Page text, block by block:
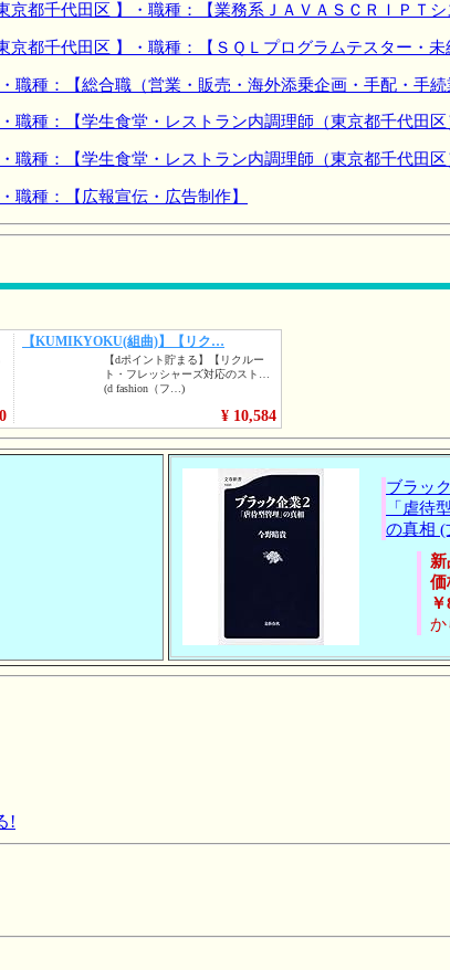
都千代田区 】・職種：【業務系ＪＡＶＡＳＣＲＩＰＴシ
都千代田区 】・職種：【ＳＱＬプログラムテスター・未
種：【総合職（営業・販売・海外添乗企画・手配・手続
種：【学生食堂・レストラン内調理師（東京都千代田区
種：【学生食堂・レストラン内調理師（東京都千代田区
種：【広報宣伝・広告制作】
ブラッ
「虐待
の真相 (
価
か
!